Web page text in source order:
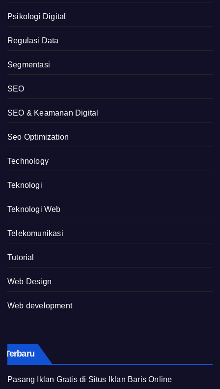
Psikologi Digital
Regulasi Data
Segmentasi
SEO
SEO & Keamanan Digital
Seo Optimization
Technology
Teknologi
Teknologi Web
Telekomunikasi
Tutorial
Web Design
Web development
Terbaru
Pasang Iklan Gratis di Situs Iklan Baris Online